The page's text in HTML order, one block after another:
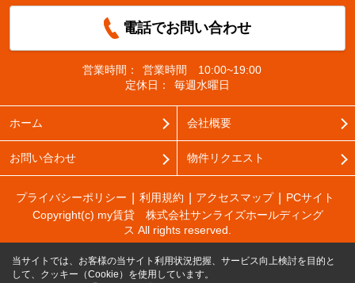
電話でお問い合わせ
営業時間：
営業時間 10:00~19:00
定休日：
毎週水曜日
ホーム 会社概要
お問い合わせ 物件リクエスト
プライバシーポリシー 利用規約 アクセスマップ
PCサイト
Copyright(c) my賃貸 株式会社サンライズホールディング
ス All rights reserved.
当サイトでは、お客様の当サイト利用状況把握、サービス向上検討を目的と
して、クッキー（Cookie）を使用しています。